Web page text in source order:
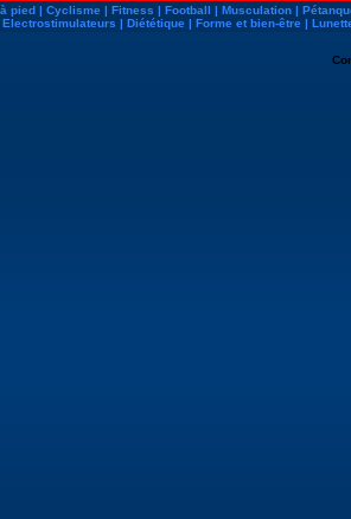
pied | Cyclisme | Fitness | Football | Musculation |
Electrostimulateurs | Diététique | Forme et bien-être |